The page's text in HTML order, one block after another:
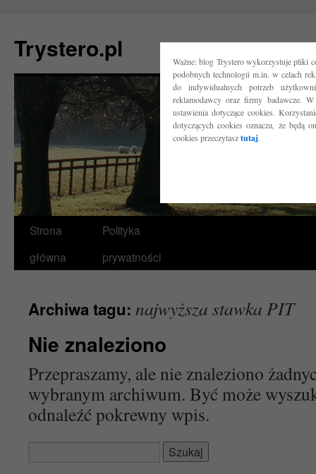
Ważne: blog Trystero wykorzystuje pliki
podobnych technologii m.in. w celach
do indywidualnych potrzeb
reklamodawcy oraz firmy badawcze.
ustawienia dotyczące cookies.
dotyczących cookies oznacza, że będą
cookies przeczytasztutaj.
Trystero.pl
Przejdź
do
Strona
główna
Polityka
prywatności
Archiwa tagu: najwyższa stawka PIT
Nie znaleziono
Przepraszamy, ale nie znaleziono
wybranym archiwum. Być może
odnaleźć pokrewny wpis.